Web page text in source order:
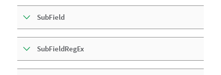
SubField
SubFieldRegEx